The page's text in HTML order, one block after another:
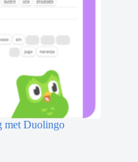
met Duolingo